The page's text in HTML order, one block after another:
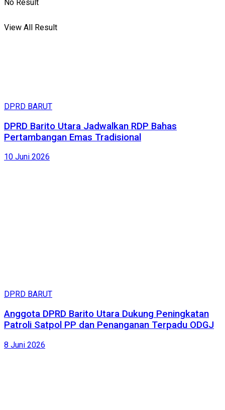
No Result
View All Result
DPRD BARUT
DPRD Barito Utara Jadwalkan RDP Bahas
Pertambangan Emas Tradisional
10 Juni 2026
DPRD BARUT
Anggota DPRD Barito Utara Dukung Peningkatan
Patroli Satpol PP dan Penanganan Terpadu ODGJ
8 Juni 2026